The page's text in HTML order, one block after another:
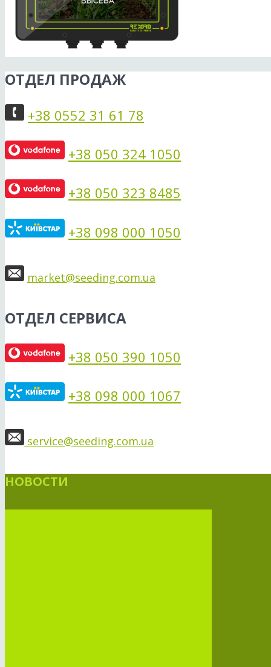
ОТДЕЛ ПРОДАЖ
+38 0552 31 61 78
+38 050 324 1050
+38 050 323 8485
+38 098 000 1050
market@seeding.com.ua
ОТДЕЛ СЕРВИСА
+38 050 390 1050
+38 098 000 1067
service@seeding.com.ua
НОВОСТИ